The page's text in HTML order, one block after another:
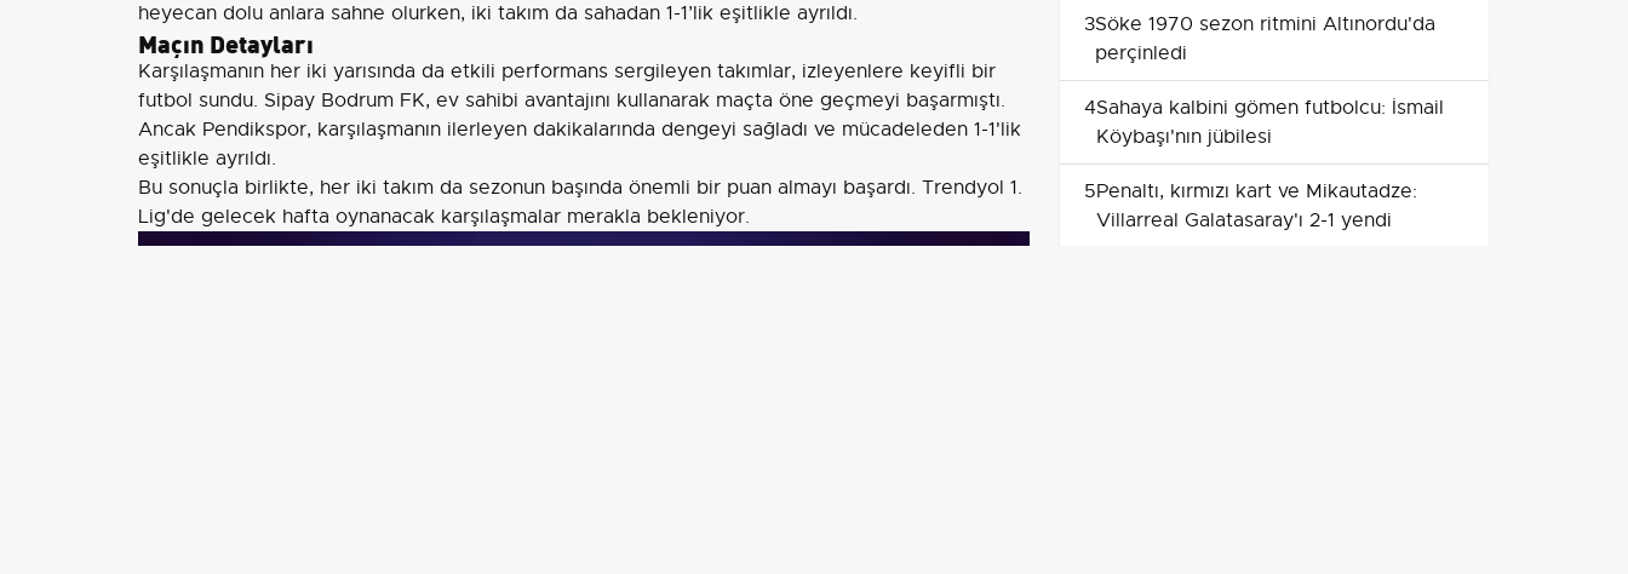
heyecan dolu anlara sahne olurken, iki takım da sahadan 1-1’lik eşitlikle ayrıldı.
Maçın Detayları
Karşılaşmanın her iki yarısında da etkili performans sergileyen takımlar, izleyenlere keyifli bir
futbol sundu. Sipay Bodrum FK, ev sahibi avantajını kullanarak maçta öne geçmeyi başarmıştı.
Ancak Pendikspor, karşılaşmanın ilerleyen dakikalarında dengeyi sağladı ve mücadeleden 1-1'lik
eşitlikle ayrıldı.
Bu sonuçla birlikte, her iki takım da sezonun başında önemli bir puan almayı başardı. Trendyol 1.
Lig'de gelecek hafta oynanacak karşılaşmalar merakla bekleniyor.
3Söke 1970 sezon ritmini Altınordu'da
perçinledi
4Sahaya kalbini gömen futbolcu: İsmail
Köybaşı'nın jübilesi
5Penaltı, kırmızı kart ve Mikautadze:
Villarreal Galatasaray'ı 2-1 yendi